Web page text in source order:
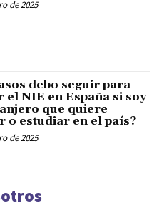
de 2025
debo seguir para
el NIE en España si soy
que quiere
o estudiar en el país?
de 2025